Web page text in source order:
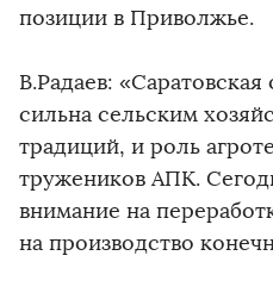
позиции в Приволжье.
В.Радаев: «Саратовская
сильна сельским
традиций, и роль
тружеников АПК.
внимание на
на производство